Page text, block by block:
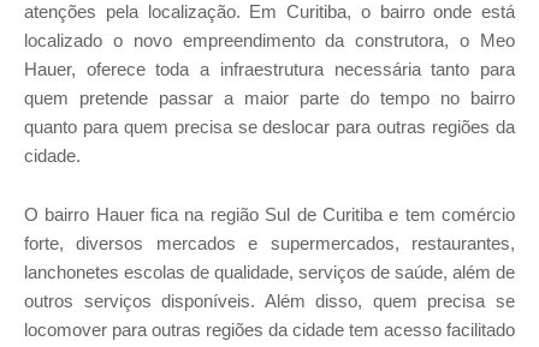
atenções pela localização. Em Curitiba, o bairro onde está
localizado o novo empreendimento da construtora, o Meo
Hauer, oferece toda a infraestrutura necessária tanto para
quem pretende passar a maior parte do tempo no bairro
quanto para quem precisa se deslocar para outras regiões da
cidade.
O bairro Hauer fica na região Sul de Curitiba e tem comércio
forte, diversos mercados e supermercados, restaurantes,
lanchonetes escolas de qualidade, serviços de saúde, além de
outros serviços disponíveis. Além disso, quem precisa se
locomover para outras regiões da cidade tem acesso facilitado